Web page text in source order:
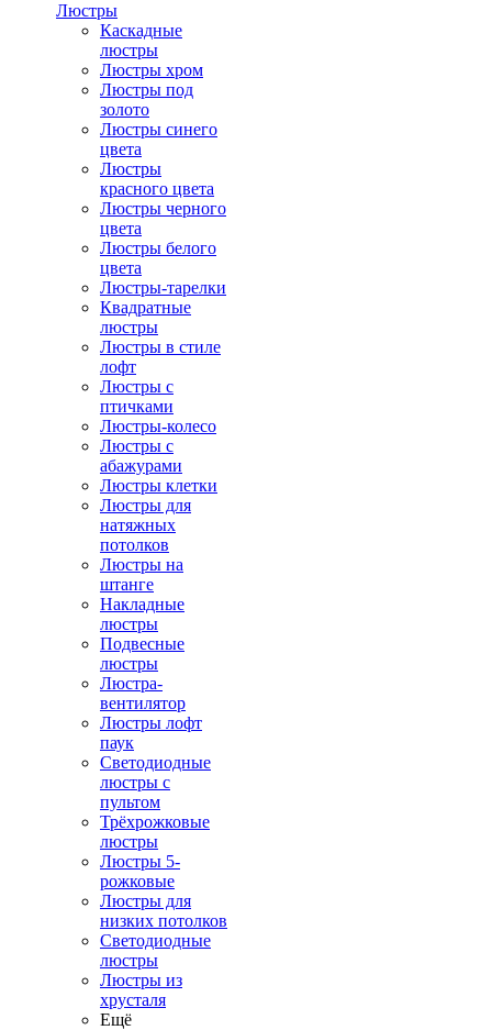
Люстры
Каскадные
люстры
Люстры хром
Люстры под
золото
Люстры синего
цвета
Люстры
красного цвета
Люстры черного
цвета
Люстры белого
цвета
Люстры-тарелки
Квадратные
люстры
Люстры в стиле
лофт
Люстры с
птичками
Люстры-колесо
Люстры с
абажурами
Люстры клетки
Люстры для
натяжных
потолков
Люстры на
штанге
Накладные
люстры
Подвесные
люстры
Люстра-
вентилятор
Люстры лофт
паук
Светодиодные
люстры с
пультом
Трёхрожковые
люстры
Люстры 5-
рожковые
Люстры для
низких потолков
Cветодиодные
люстры
Люстры из
хрусталя
Ещё